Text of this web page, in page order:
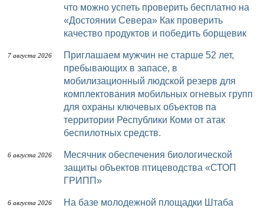
что можно успеть проверить бесплатно на
«Достоянии Севера» Как проверить
качество продуктов и победить борщевик
7 августа 2026
Приглашаем мужчин не старше 52 лет,
пребывающих в запасе, в
мобилизационный людской резерв для
комплектования мобильных огневых групп
для охраны ключевых объектов па
территории Республики Коми от атак
беспилотных средств.
6 августа 2026
Месячник обеспечения биологической
защиты объектов птицеводства «СТОП
ГРИПП»
6 августа 2026
На базе молодежной площадки Штаба